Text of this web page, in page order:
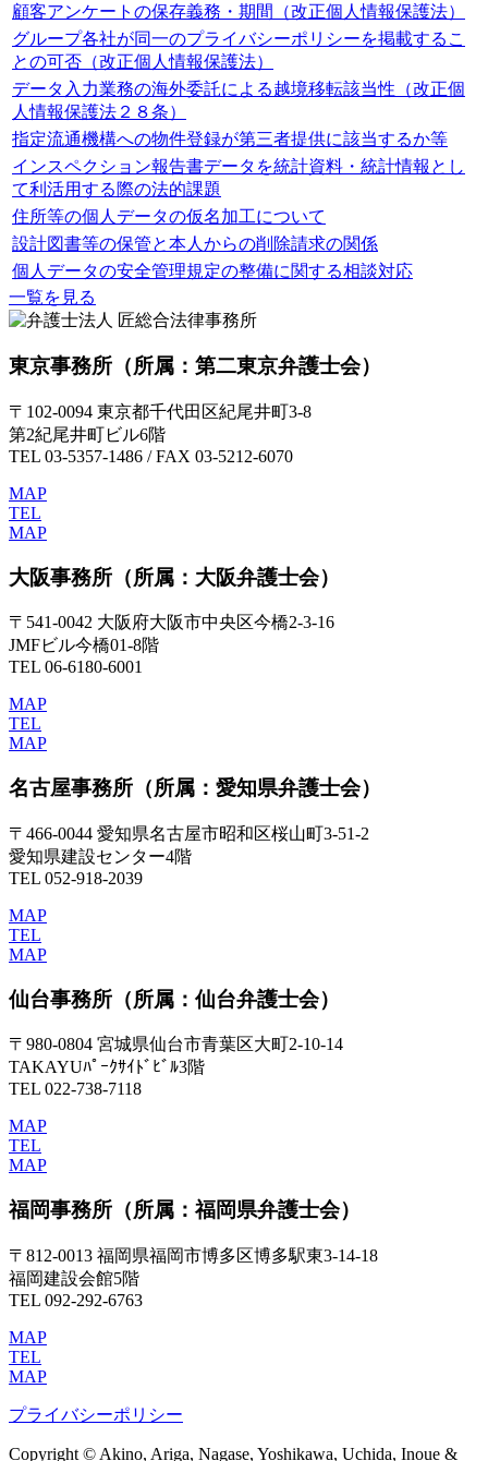
顧客アンケートの保存義務・期間（改正個人情報保護法）
グループ各社が同一のプライバシーポリシーを掲載するこ
との可否（改正個人情報保護法）
データ入力業務の海外委託による越境移転該当性（改正個
人情報保護法２８条）
指定流通機構への物件登録が第三者提供に該当するか等
インスペクション報告書データを統計資料・統計情報とし
て利活用する際の法的課題
住所等の個人データの仮名加工について
設計図書等の保管と本人からの削除請求の関係
個人データの安全管理規定の整備に関する相談対応
一覧を見る
東京事務所 （所属：第二東京弁護士会）
〒102-0094 東京都千代田区紀尾井町3-8
第2紀尾井町ビル6階
TEL 03-5357-1486 / FAX 03-5212-6070
MAP
TEL
MAP
大阪事務所 （所属：大阪弁護士会）
〒541-0042 大阪府大阪市中央区今橋2-3-16
JMFビル今橋01-8階
TEL 06-6180-6001
MAP
TEL
MAP
名古屋事務所 （所属：愛知県弁護士会）
〒466-0044 愛知県名古屋市昭和区桜山町3-51-2
愛知県建設センター4階
TEL 052-918-2039
MAP
TEL
MAP
仙台事務所 （所属：仙台弁護士会）
〒980-0804 宮城県仙台市青葉区大町2-10-14
TAKAYUﾊﾟｰｸｻｲﾄﾞﾋﾞﾙ3階
TEL 022-738-7118
MAP
TEL
MAP
福岡事務所 （所属：福岡県弁護士会）
〒812-0013 福岡県福岡市博多区博多駅東3-14-18
福岡建設会館5階
TEL 092-292-6763
MAP
TEL
MAP
プライバシーポリシー
Copyright © Akino, Ariga, Nagase, Yoshikawa, Uchida, Inoue &